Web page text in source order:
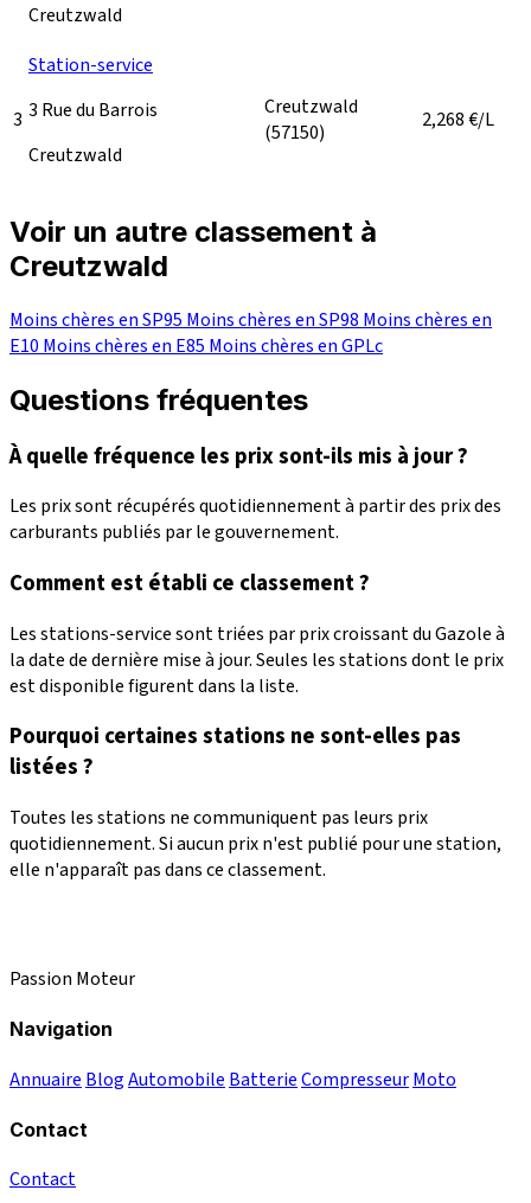
Creutzwald
3
Station-service
3 Rue du Barrois
Creutzwald
Creutzwald
(57150)
2,268€/L
Voir un autre classement à
Creutzwald
Moins chères en SP95 Moins chères en SP98 Moins chères en
E10 Moins chères en E85 Moins chères en GPLc
Questions fréquentes
À quelle fréquence les prix sont-ils mis à jour ?
Les prix sont récupérés quotidiennement à partir des prix des
carburants publiés par le gouvernement.
Comment est établi ce classement ?
Les stations-service sont triées par prix croissant du Gazole à
la date de dernière mise à jour. Seules les stations dont le prix
est disponible figurent dans la liste.
Pourquoi certaines stations ne sont-elles pas
listées ?
Toutes les stations ne communiquent pas leurs prix
quotidiennement. Si aucun prix n'est publié pour une station,
elle n'apparaît pas dans ce classement.
Passion Moteur
Navigation
Annuaire BlogAutomobile BatterieCompresseurMoto
Contact
Contact